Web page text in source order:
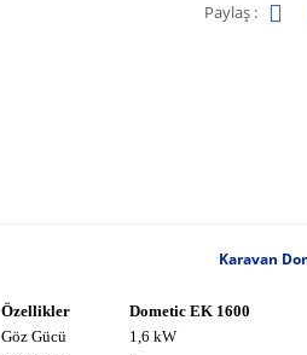
Paylaş :
Karavan
Özellikler
Dometic EK 1600
Göz Gücü
1,6 kW